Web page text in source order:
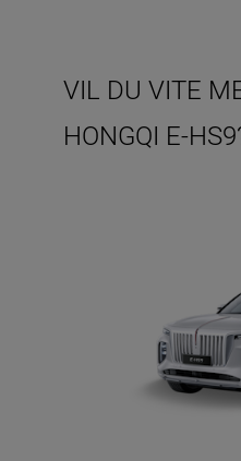
VIL DU VITE
HONGQI E-